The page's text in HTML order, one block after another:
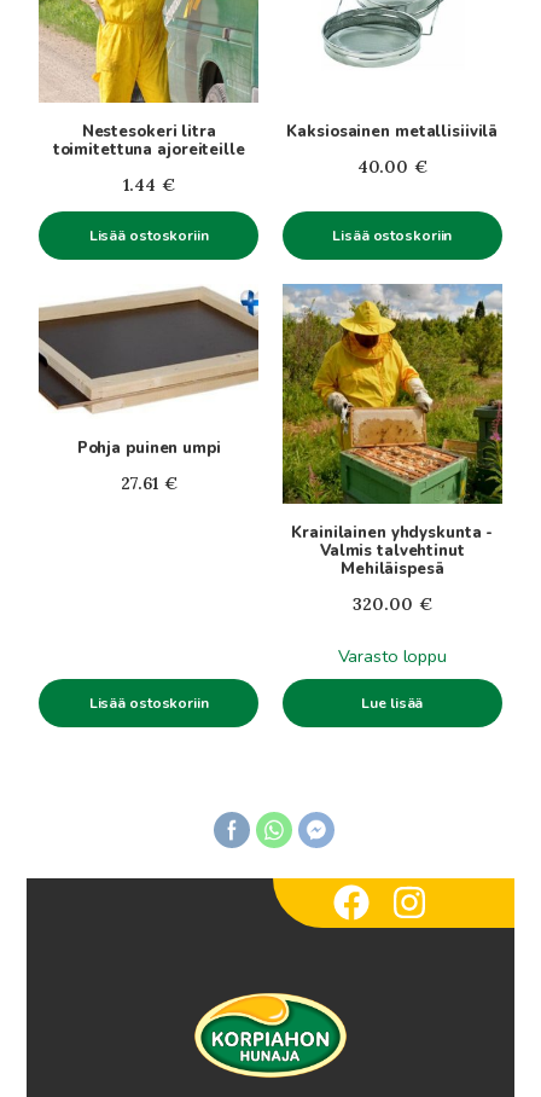
Nestesokeri litra
toimitettuna ajoreiteille
1.44 €
Lisää ostoskoriin
Kaksiosainen metallisiivilä
40.00 €
Lisää ostoskoriin
Pohja puinen umpi
27.61 €
Lisää ostoskoriin
Krainilainen yhdyskunta -
Valmis talvehtinut
Mehiläispesä
320.00 €
Varasto loppu
Lue lisää